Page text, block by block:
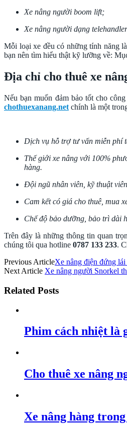
Xe nâng người boom lift;
Xe nâng người dạng
Mỗi loại xe đều có những tính năng
bạn nên tìm hiểu thật kỹ lưỡng về:
Địa chỉ cho thuê xe
Nếu bạn muốn đảm bảo tốt cho
chothuexanang.net chính là một
Dịch vụ hỗ trợ tư vấn miễn phí
Thế giới xe nâng với 100%
hàng.
Đội ngũ nhân viên, kỹ thuật
Cam kết có giá cho thuê, mua
Chế độ bảo dưỡng, bảo trì dài
Trên đây là những thông tin quan
chúng tôi qua hotline 0787 133 233.
Previous ArticleXe nâng điện đứng
Next Article Xe nâng người Snorkel
Related Posts
Phim cách nhiệt là
Cho thuê xe nâng
Xe nâng hàng